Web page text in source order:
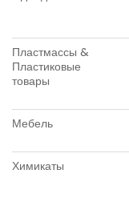
Пластмассы &
Пластиковые
товары
Мебель
Химикаты